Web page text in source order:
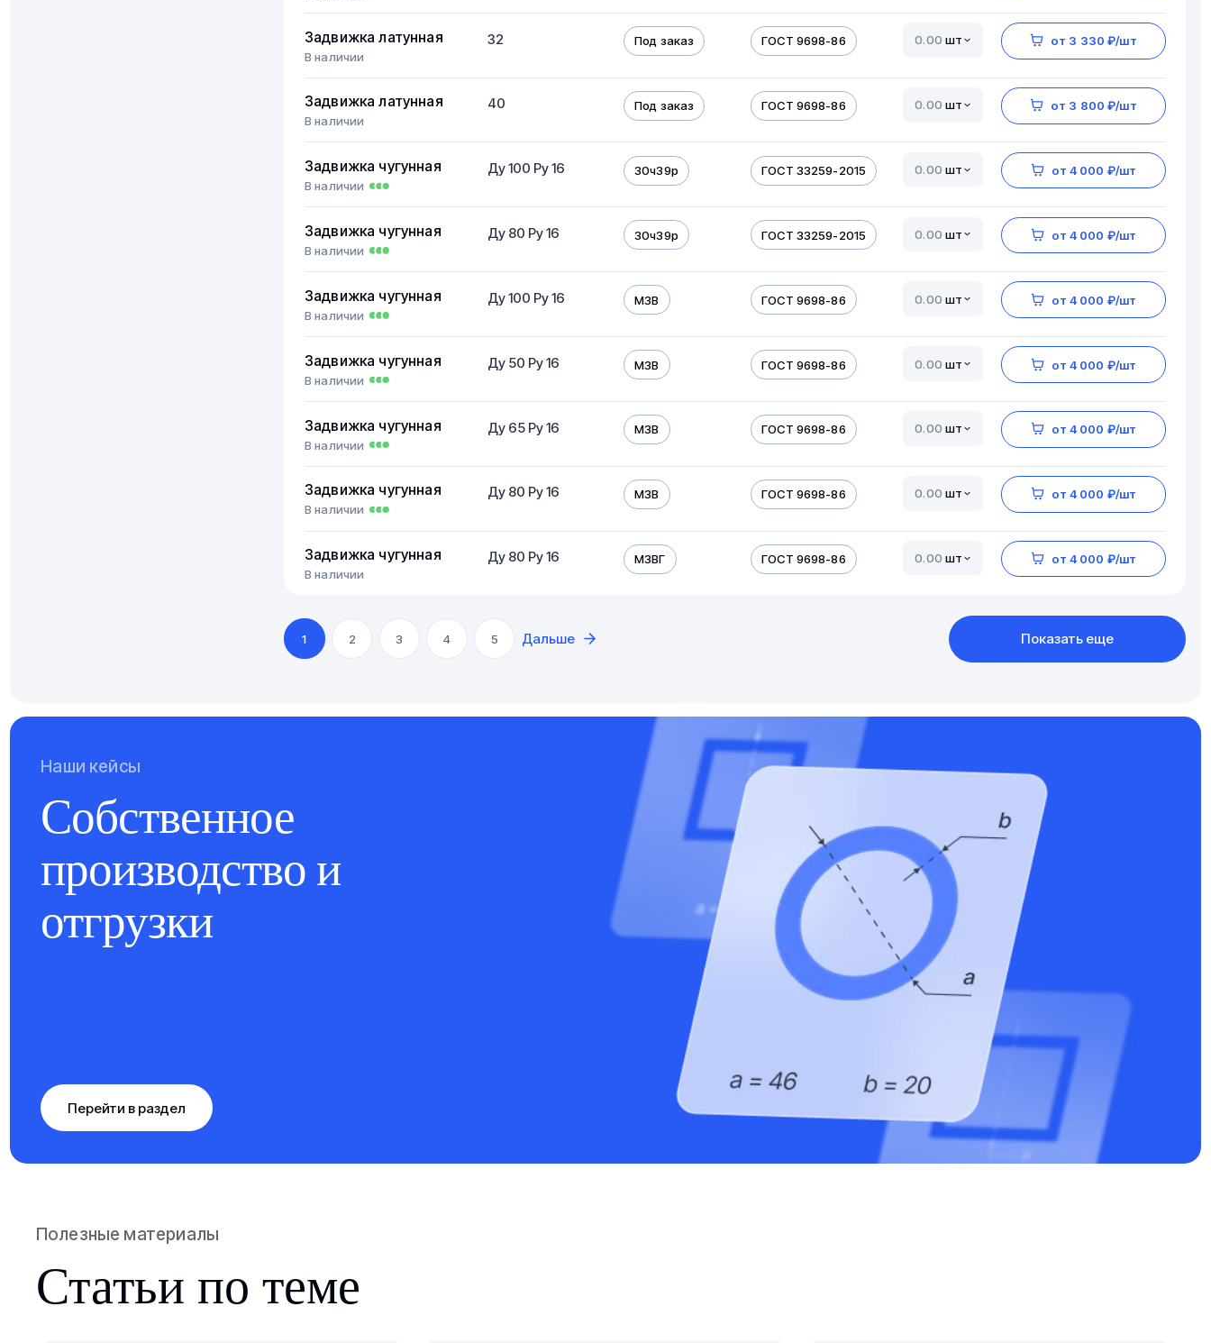
Задвижка латунная
В наличии
32 Под заказ ГОСТ 9698-86 шт от 3 330 ₽/шт
Задвижка латунная
В наличии
40 Под заказ ГОСТ 9698-86 шт от 3 800 ₽/шт
Задвижка чугунная
В наличии
Ду 100 Ру 16 30ч39р ГОСТ 33259-2015 шт от 4 000 ₽/шт
Задвижка чугунная
В наличии
Ду 80 Ру 16 30ч39р ГОСТ 33259-2015 шт от 4 000 ₽/шт
Задвижка чугунная
В наличии
Ду 100 Ру 16 МЗВ ГОСТ 9698-86 шт от 4 000 ₽/шт
Задвижка чугунная
В наличии
Ду 50 Ру 16 МЗВ ГОСТ 9698-86 шт от 4 000 ₽/шт
Задвижка чугунная
В наличии
Ду 65 Ру 16 МЗВ ГОСТ 9698-86 шт от 4 000 ₽/шт
Задвижка чугунная
В наличии
Ду 80 Ру 16 МЗВ ГОСТ 9698-86 шт от 4 000 ₽/шт
Задвижка чугунная
В наличии
Ду 80 Ру 16 МЗВГ ГОСТ 9698-86 шт от 4 000 ₽/шт
1 2 3 4 5 Дальше Показать еще
Наши кейсы
Собственное
производство и
отгрузки
Перейти в раздел
Полезные материалы
Статьи по теме